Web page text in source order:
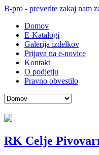
B-pro - preverite zakaj nam
Domov
E-Katalogi
Galerija izdelkov
Prijava na e-novice
Kontakt
O podjetju
Pravno obvestilo
RK Celje